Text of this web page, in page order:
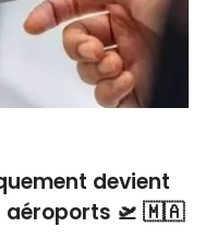
devient
aéroports 🛫 🇲🇦